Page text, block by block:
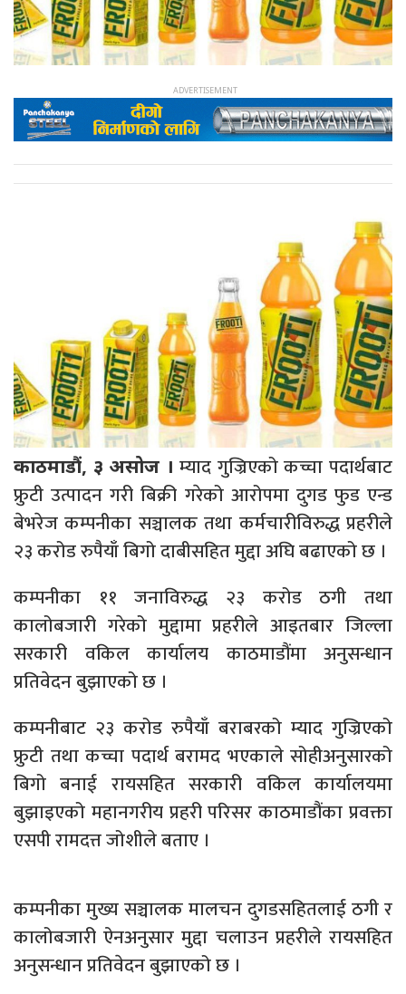
काठमाडौं, ३ असोज । म्याद गुज्रिएको कच्चा पदार्थबाट
फ्रुटी उत्पादन गरी बिक्री गरेको आरोपमा दुगड फुड एन्ड
बेभरेज कम्पनीका सञ्चालक तथा कर्मचारीविरुद्ध प्रहरीले
२३ करोड रुपैयाँ बिगो दाबीसहित मुद्दा अघि बढाएको छ ।
कम्पनीका ११ जनाविरुद्ध २३ करोड ठगी तथा
कालोबजारी गरेको मुद्दामा प्रहरीले आइतबार जिल्ला
सरकारी वकिल कार्यालय काठमाडौंमा अनुसन्धान
प्रतिवेदन बुझाएको छ ।
कम्पनीबाट २३ करोड रुपैयाँ बराबरको म्याद गुज्रिएको
फ्रुटी तथा कच्चा पदार्थ बरामद भएकाले सोहीअनुसारको
बिगो बनाई रायसहित सरकारी वकिल कार्यालयमा
बुझाइएको महानगरीय प्रहरी परिसर काठमाडौंका प्रवक्ता
एसपी रामदत्त जोशीले बताए ।
कम्पनीका मुख्य सञ्चालक मालचन दुगडसहितलाई ठगी र
कालोबजारी ऐनअनुसार मुद्दा चलाउन प्रहरीले रायसहित
अनुसन्धान प्रतिवेदन बुझाएको छ ।